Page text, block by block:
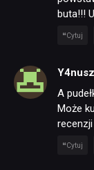
buta!!!
Cytuj
Y4nusz
A
Może
recenzji
Cytuj